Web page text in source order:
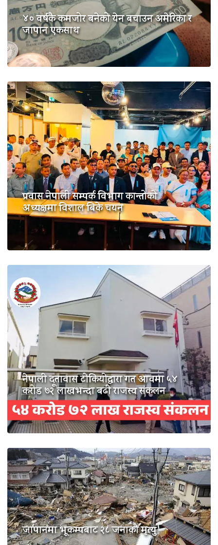
४० वर्षकै कमजोर बनेको येन बचाउन अमेरिका र
जापान एकसाथ
प्रवास नेपाली सम्पर्क विभाग कान्तोको
अध्यक्षमा विशाल बिके चयन
नेपाली दूतावास टोकियोद्वारा गत आवमा ५४
करोड ७२ लाखभन्दा बढी राजस्व संकलन
जापानमा भूकम्पबाट २८ जनाको मृत्यु